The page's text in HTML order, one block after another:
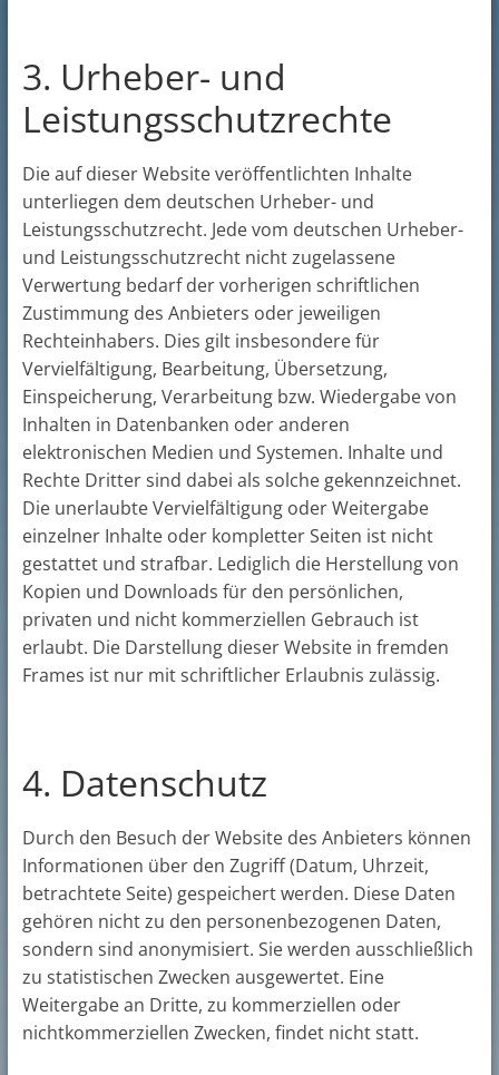
3. Urheber- und
Leistungsschutzrechte
Die auf dieser Website veröffentlichten Inhalte
unterliegen dem deutschen Urheber- und
Leistungsschutzrecht. Jede vom deutschen Urheber-
und Leistungsschutzrecht nicht zugelassene
Verwertung bedarf der vorherigen schriftlichen
Zustimmung des Anbieters oder jeweiligen
Rechteinhabers. Dies gilt insbesondere für
Vervielfältigung, Bearbeitung, Übersetzung,
Einspeicherung, Verarbeitung bzw. Wiedergabe von
Inhalten in Datenbanken oder anderen
elektronischen Medien und Systemen. Inhalte und
Rechte Dritter sind dabei als solche gekennzeichnet.
Die unerlaubte Vervielfältigung oder Weitergabe
einzelner Inhalte oder kompletter Seiten ist nicht
gestattet und strafbar. Lediglich die Herstellung von
Kopien und Downloads für den persönlichen,
privaten und nicht kommerziellen Gebrauch ist
erlaubt. Die Darstellung dieser Website in fremden
Frames ist nur mit schriftlicher Erlaubnis zulässig.
4. Datenschutz
Durch den Besuch der Website des Anbieters können
Informationen über den Zugriff (Datum, Uhrzeit,
betrachtete Seite) gespeichert werden. Diese Daten
gehören nicht zu den personenbezogenen Daten,
sondern sind anonymisiert. Sie werden ausschließlich
zu statistischen Zwecken ausgewertet. Eine
Weitergabe an Dritte, zu kommerziellen oder
nichtkommerziellen Zwecken, findet nicht statt.